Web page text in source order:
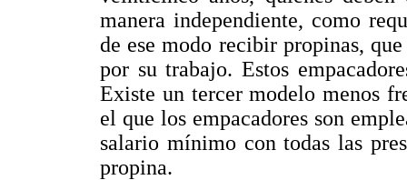
manera independiente, como
de ese modo recibir propinas,
por su trabajo. Estos
Existe un tercer modelo menos
el que los empacadores son
salario mínimo con todas las
propina.